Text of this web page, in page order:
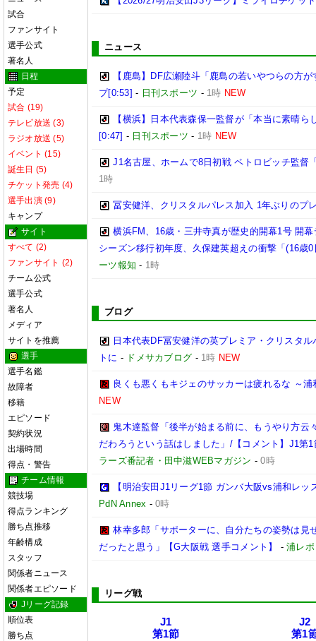
試合
ファンサイト
選手公式
著名人
日程
予定
試合 (19)
テレビ放送 (3)
ラジオ放送 (5)
イベント (15)
誕生日 (5)
チケット発売 (4)
選手出演 (9)
キャンプ
サイト
すべて (2)
ファンサイト (2)
チーム公式
選手公式
著名人
メディア
サイトを推薦
選手
選手名鑑
故障者
移籍
エピソード
契約状況
出場時間
得点・警告
チーム情報
競技場
得点ランキング
勝ち点推移
年齢構成
スタッフ
関係者ニュース
関係者エピソード
Jリーグ記録
順位表
勝ち点
ニュース
【鹿島】DF広瀬陸斗「鹿島の若いやつらの方
プ[0:53] - 日刊スポーツ - 1時 NEW
【横浜】日本代表森保一監督が「本当に素晴
[0:47] - 日刊スポーツ - 1時 NEW
J1名古屋、ホームで8日初戦 ペトロビッチ監督
1時
冨安健洋、クリスタルパレス加入 1年ぶりのプ
横浜FM、16歳・三井寺真が歴史的開幕1号 開
シーズン移行初年度、久保建英超えの衝撃「(16歳
ーツ報知 - 1時
ブログ
日本代表DF冨安健洋の英プレミア・クリスタ
トに - ドメサカブログ - 1時 NEW
良くも悪くもキジェのサッカーは疲れるな ～
NEW
鬼木達監督「後半が始まる前に、もうやり方
だわろうという話はしました」/【コメント】J1第
ラーズ番記者・田中滋WEBマガジン -0時
【明治安田J1リーグ1節 ガンバ大阪vs浦和レ
PdN Annex -0時
林幸多郎「サポーターに、自分たちの姿勢は見
だったと思う」【G大阪戦 選手コメント】
-浦レ
リーグ戦
J1
第1節
J2
第1